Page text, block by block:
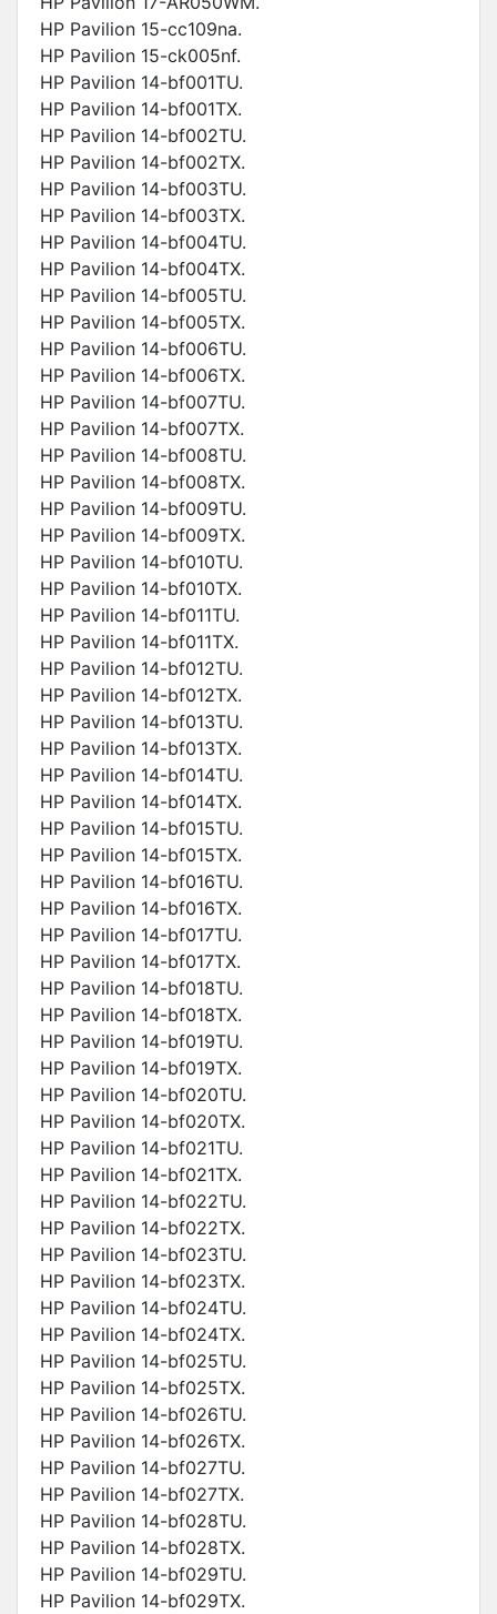
HP Pavilion 15-cc109na.
HP Pavilion 15-ck005nf.
HP Pavilion 14-bf001TU.
HP Pavilion 14-bf001TX.
HP Pavilion 14-bf002TU.
HP Pavilion 14-bf002TX.
HP Pavilion 14-bf003TU.
HP Pavilion 14-bf003TX.
HP Pavilion 14-bf004TU.
HP Pavilion 14-bf004TX.
HP Pavilion 14-bf005TU.
HP Pavilion 14-bf005TX.
HP Pavilion 14-bf006TU.
HP Pavilion 14-bf006TX.
HP Pavilion 14-bf007TU.
HP Pavilion 14-bf007TX.
HP Pavilion 14-bf008TU.
HP Pavilion 14-bf008TX.
HP Pavilion 14-bf009TU.
HP Pavilion 14-bf009TX.
HP Pavilion 14-bf010TU.
HP Pavilion 14-bf010TX.
HP Pavilion 14-bf011TU.
HP Pavilion 14-bf011TX.
HP Pavilion 14-bf012TU.
HP Pavilion 14-bf012TX.
HP Pavilion 14-bf013TU.
HP Pavilion 14-bf013TX.
HP Pavilion 14-bf014TU.
HP Pavilion 14-bf014TX.
HP Pavilion 14-bf015TU.
HP Pavilion 14-bf015TX.
HP Pavilion 14-bf016TU.
HP Pavilion 14-bf016TX.
HP Pavilion 14-bf017TU.
HP Pavilion 14-bf017TX.
HP Pavilion 14-bf018TU.
HP Pavilion 14-bf018TX.
HP Pavilion 14-bf019TU.
HP Pavilion 14-bf019TX.
HP Pavilion 14-bf020TU.
HP Pavilion 14-bf020TX.
HP Pavilion 14-bf021TU.
HP Pavilion 14-bf021TX.
HP Pavilion 14-bf022TU.
HP Pavilion 14-bf022TX.
HP Pavilion 14-bf023TU.
HP Pavilion 14-bf023TX.
HP Pavilion 14-bf024TU.
HP Pavilion 14-bf024TX.
HP Pavilion 14-bf025TU.
HP Pavilion 14-bf025TX.
HP Pavilion 14-bf026TU.
HP Pavilion 14-bf026TX.
HP Pavilion 14-bf027TU.
HP Pavilion 14-bf027TX.
HP Pavilion 14-bf028TU.
HP Pavilion 14-bf028TX.
HP Pavilion 14-bf029TU.
HP Pavilion 14-bf029TX.